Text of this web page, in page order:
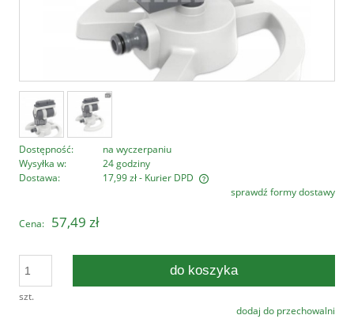
Dostępność:
na wyczerpaniu
Wysyłka w:
24 godziny
Dostawa:
17,99 zł- Kurier DPD
Cena nie zawiera ewentualnych kosztów płatnościsprawdź formy dostawy
Cena: 57,49 zł
szt.
do koszyka
dodaj do przechowalni